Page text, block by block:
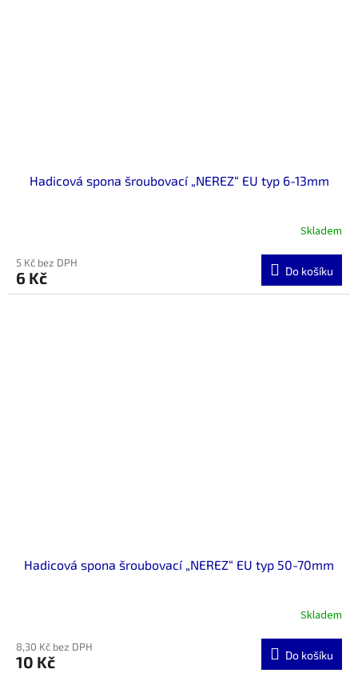
Hadicová spona šroubovací „NEREZ“ EU typ 6-13mm
Skladem
5 Kč bez DPH
6 Kč Do košíku
Hadicová spona šroubovací „NEREZ“ EU typ 50-70mm
Skladem
8,30 Kč bez DPH
10 Kč Do košíku